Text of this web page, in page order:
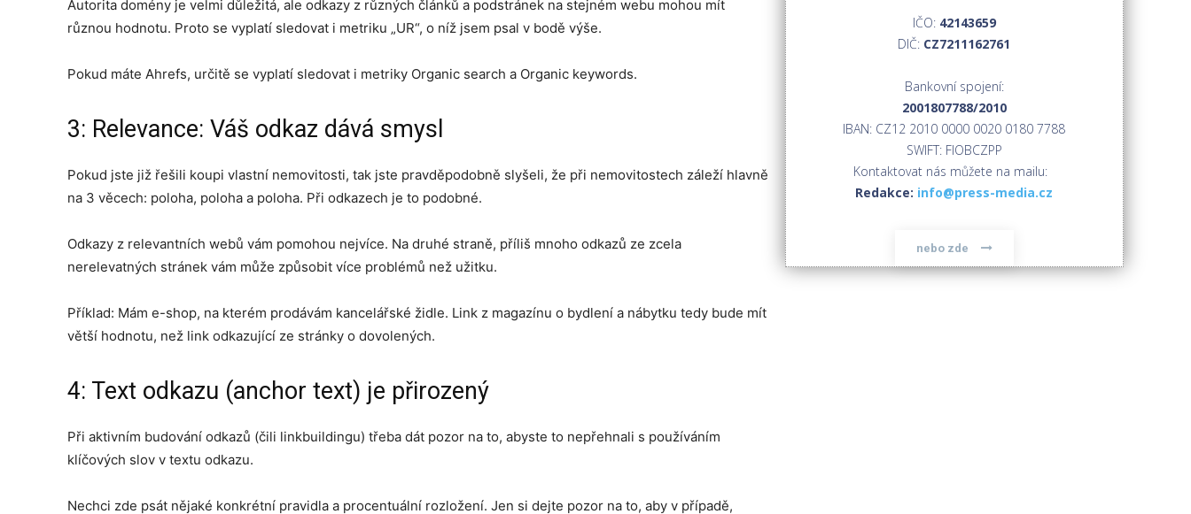
Autorita domény je velmi důležitá, ale odkazy z různých článků a podstránek na stejném webu mohou mít
různou hodnotu. Proto se vyplatí sledovat i metriku „UR“, o níž jsem psal v bodě výše.
Pokud máte Ahrefs, určitě se vyplatí sledovat i metriky Organic search a Organic keywords.
3: Relevance: Váš odkaz dává smysl
Pokud jste již řešili koupi vlastní nemovitosti, tak jste pravděpodobně slyšeli, že při nemovitostech záleží hlavně
na 3 věcech: poloha, poloha a poloha. Při odkazech je to podobné.
Odkazy z relevantních webů vám pomohou nejvíce. Na druhé straně, příliš mnoho odkazů ze zcela
nerelevatných stránek vám může způsobit více problémů než užitku.
Příklad: Mám e-shop, na kterém prodávám kancelářské židle. Link z magazínu o bydlení a nábytku tedy bude mít
větší hodnotu, než link odkazující ze stránky o dovolených.
4: Text odkazu (anchor text) je přirozený
Při aktivním budování odkazů (čili linkbuildingu) třeba dát pozor na to, abyste to nepřehnali s používáním
klíčových slov v textu odkazu.
Nechci zde psát nějaké konkrétní pravidla a procentuální rozložení. Jen si dejte pozor na to, aby v případě,
IČO: 42143659
DIČ: CZ7211162761
Bankovní spojení:
2001807788/2010
IBAN: CZ12 2010 0000 0020 0180 7788
SWIFT: FIOBCZPP
Kontaktovat nás můžete na mailu:
Redakce: info@press-media.cz
nebo zde